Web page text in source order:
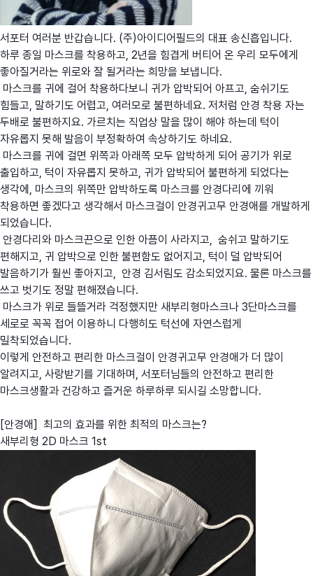
서포터 여러분 반갑습니다. (주)아이디어필드의 대표 송신흡입니다.
하루 종일 마스크를 착용하고, 2년을 힘겹게 버티어 온 우리 모두에게
좋아질거라는 위로와 잘 될거라는 희망을 보냅니다.
마스크를 귀에 걸어 착용하다보니 귀가 압박되어 아프고, 숨쉬기도
힘들고, 말하기도 어렵고, 여러모로 불편하네요. 저처럼 안경 착용 자는
두배로 불편하지요. 가르치는 직업상 말을 많이 해야 하는데 턱이
자유롭지 못해 발음이 부정확하여 속상하기도 하네요.
마스크를 귀에 걸면 위쪽과 아래쪽 모두 압박하게 되어 공기가 위로
출입하고, 턱이 자유롭지 못하고, 귀가 압박되어 불편하게 되었다는
생각에, 마스크의 위쪽만 압박하도록 마스크를 안경다리에 끼워
착용하면 좋겠다고 생각해서 마스크걸이 안경귀고무 안경애를 개발하게
되었습니다.
안경다리와 마스크끈으로 인한 아픔이 사라지고, 숨쉬고 말하기도
편해지고, 귀 압박으로 인한 불편함도 없어지고, 턱이 덜 압박되어
발음하기가 훨씬 좋아지고, 안경 김서림도 감소되었지요. 물론 마스크를
쓰고 벗기도 정말 편해졌습니다.
마스크가 위로 들뜰거라 걱정했지만 새부리형마스크나 3단마스크를
세로로 꼭꼭 접어 이용하니 다행히도 턱선에 자연스럽게
밀착되었습니다.
이렇게 안전하고 편리한 마스크걸이 안경귀고무 안경애가 더 많이
알려지고, 사랑받기를 기대하며, 서포터님들의 안전하고 편리한
마스크생활과 건강하고 즐거운 하루하루 되시길 소망합니다.
[안경애] 최고의 효과를 위한 최적의 마스크는?
새부리형 2D 마스크 1st